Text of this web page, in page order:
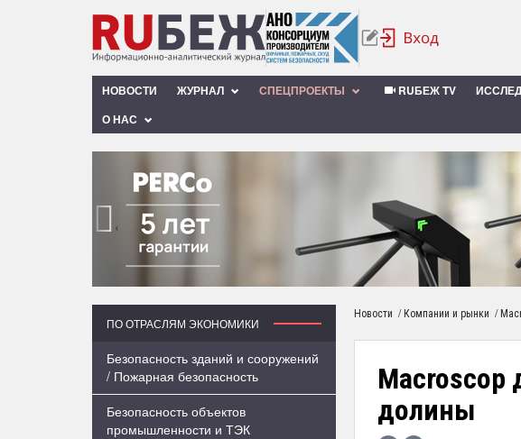
НОВОСТИ ЖУРНАЛ СПЕЦПРОЕКТЫ RUБЕЖ TV
О НАС
‹
ПО ОТРАСЛЯМ ЭКОНОМИКИ
Безопасность зданий и сооружений
/ Пожарная безопасность
Безопасность объектов
промышленности и ТЭК
Новости / Компании и рынки /
Macroscop
долины